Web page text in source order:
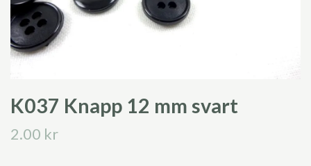
K037 Knapp 12 mm svart
2.00 kr